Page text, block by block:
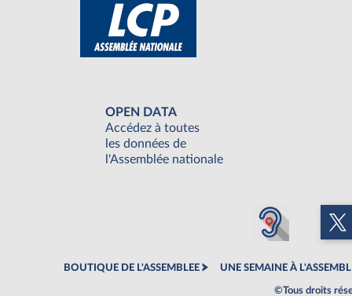
OPEN DATA
Accédez à toutes
les données de
l'Assemblée nationale
BOUTIQUE DE L'ASSEMBLEE UNE SEMAINE À
©Tous droits